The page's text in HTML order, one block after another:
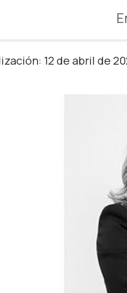
12 de abril de